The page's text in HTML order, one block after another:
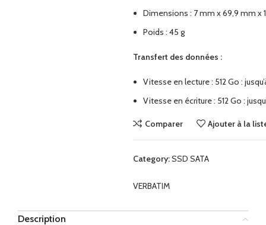
Dimensions : 7 mm x 69,9 mm x
Poids : 45 g
Transfert des données :
Vitesse en lecture : 512 Go :
Vitesse en écriture : 512 Go :
Comparer Ajouter à la
Category:SSD SATA
VERBATIM
Description